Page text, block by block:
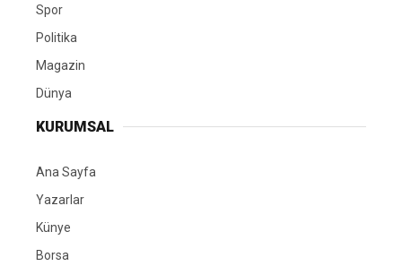
Spor
Politika
Magazin
Dünya
KURUMSAL
Ana Sayfa
Yazarlar
Künye
Borsa